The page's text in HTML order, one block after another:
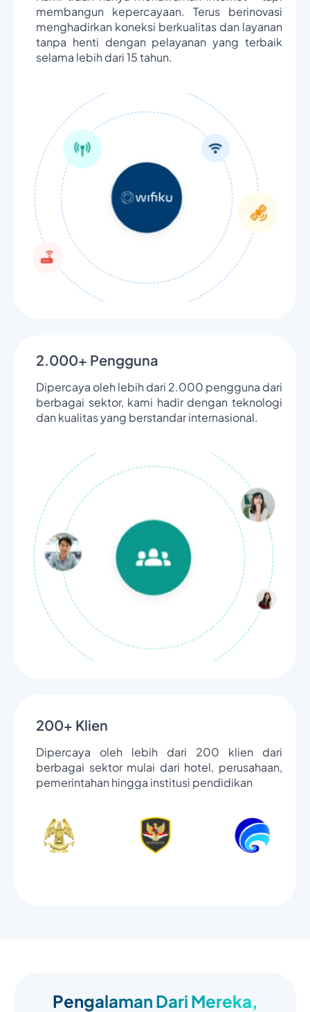
membangun kepercayaan. Terus berinovasi
menghadirkan koneksi berkualitas dan layanan
tanpa henti dengan pelayanan yang terbaik
selama lebih dari 15 tahun.
2.000+ Pengguna
Dipercaya oleh lebih dari 2.000 pengguna dari
berbagai sektor, kami hadir dengan teknologi
dan kualitas yang berstandar internasional.
200+ Klien
Dipercaya oleh lebih dari 200 klien dari
berbagai sektor mulai dari hotel, perusahaan,
pemerintahan hingga institusi pendidikan
Pengalaman Dari Mereka,